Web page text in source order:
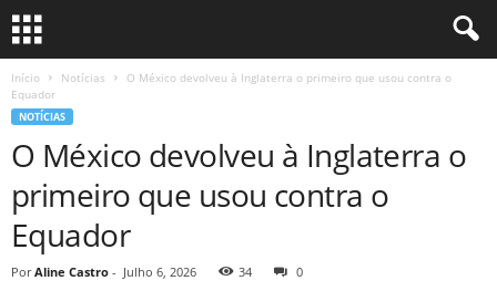
Início Notícias
O México devolveu à Inglaterra o primeiro que usou contra o
Equador
NOTÍCIAS
O México devolveu à Inglaterra o
primeiro que usou contra o
Equador
Por Aline Castro - Julho 6, 2026 34 0